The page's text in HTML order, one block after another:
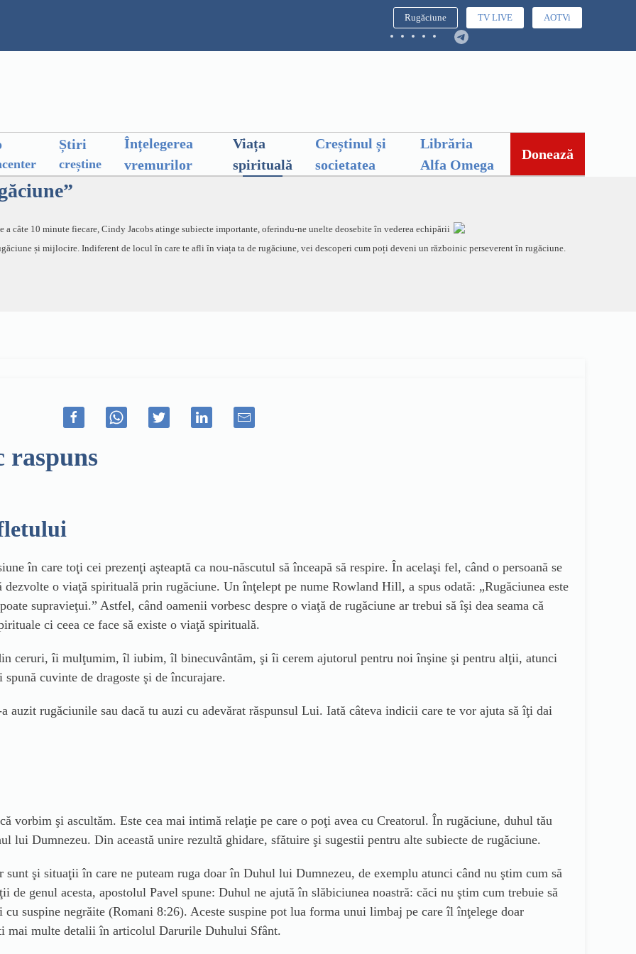
Rugăciune TV LIVE AOTVi
Știri
creștine
Înțelegerea
vremurilor
Viața
spirituală
Creștinul și
societatea
Librăria
Alfa Omega
Donează
a câte 10 minute fiecare, Cindy Jacobs atinge subiecte importante, oferindu-ne unelte deosebite în vederea echipării
și mijlocire. Indiferent de locul în care te afli în viața ta de rugăciune, vei descoperi cum poți deveni un războinic perseverent în rugăciune.
raspuns
în care toţi cei prezenţi aşteaptă ca nou-născutul să înceapă să respire. În acelaşi fel, când o persoană se
o viaţă spirituală prin rugăciune. Un înţelept pe nume Rowland Hill, a spus odată: „Rugăciunea este
supravieţui.” Astfel, când oamenii vorbesc despre o viaţă de rugăciune ar trebui să îşi dea seama că
ci ceea ce face să existe o viaţă spirituală.
ceruri, îi mulţumim, îl iubim, îl binecuvântăm, şi îi cerem ajutorul pentru noi înşine şi pentru alţii, atunci
cuvinte de dragoste şi de încurajare.
auzit rugăciunile sau dacă tu auzi cu adevărat răspunsul Lui. Iată câteva indicii care te vor ajuta să îţi dai
vorbim şi ascultăm. Este cea mai intimă relaţie pe care o poţi avea cu Creatorul. În rugăciune, duhul tău
lui Dumnezeu. Din această unire rezultă ghidare, sfătuire şi sugestii pentru alte subiecte de rugăciune.
şi situaţii în care ne puteam ruga doar în Duhul lui Dumnezeu, de exemplu atunci când nu ştim cum să
de genul acesta, apostolul Pavel spune: Duhul ne ajută în slăbiciunea noastră: căci nu ştim cum trebuie să
suspine negrăite (Romani 8:26). Aceste suspine pot lua forma unui limbaj pe care îl înţelege doar
mai multe detalii în articolul Darurile Duhului Sfânt.